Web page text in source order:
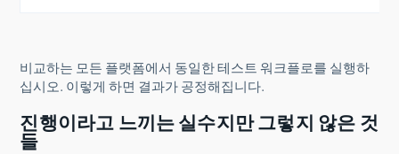
비교하는 모든 플랫폼에서 동일한 테스트 워크플로를 실행하
십시오. 이렇게 하면 결과가 공정해집니다.
진행이라고 느끼는 실수지만 그렇지 않은 것
들